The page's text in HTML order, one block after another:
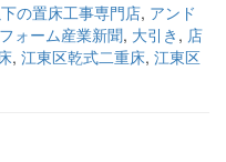
の置床工事専門店, アンド
ォーム産業新聞, 大引き , 店
, 江東区乾式二重床, 江東区